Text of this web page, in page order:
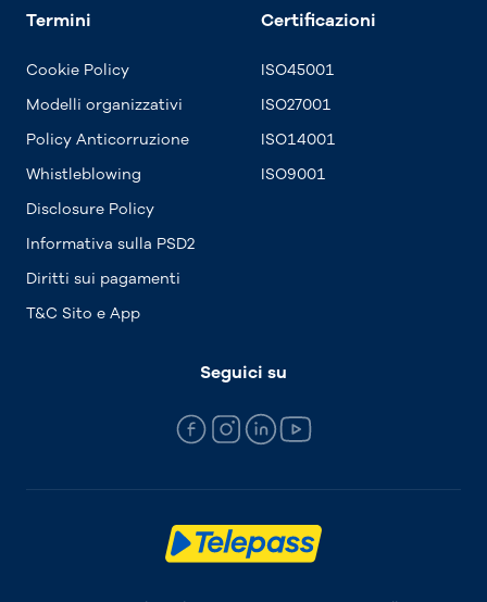
Termini
Cookie Policy
Modelli organizzativi
Policy Anticorruzione
Whistleblowing
Disclosure Policy
Informativa sulla PSD2
Diritti sui pagamenti
T&C Sito e App
Certificazioni
ISO45001
ISO27001
ISO14001
ISO9001
Seguici su